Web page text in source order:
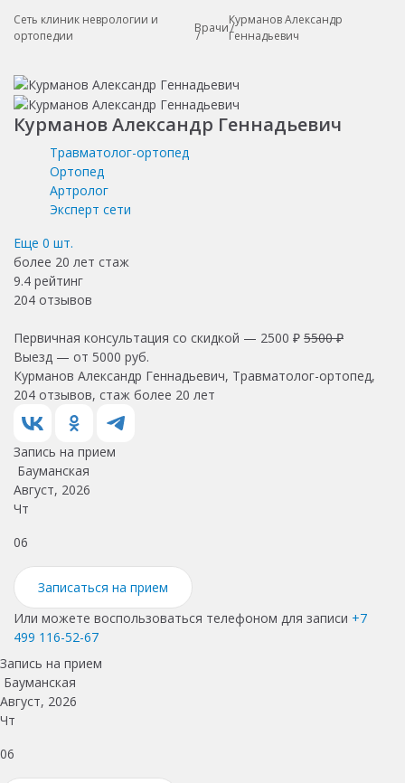
Сеть клиник неврологии и
ортопедии
Врачи
Курманов Александр
Геннадьевич
Курманов Александр Геннадьевич
Травматолог-ортопед
Ортопед
Артролог
Эксперт сети
Еще 0 шт.
более 20 лет стаж
9.4 рейтинг
204 отзывов
Первичная консультация со скидкой — 2500 ₽ 5500 ₽
Выезд — от 5000 руб.
Курманов Александр Геннадьевич, Травматолог-ортопед,
204 отзывов, стаж более 20 лет
Запись на прием
Бауманская
Август, 2026
Чт
06
Записаться на прием
Или можете воспользоваться телефоном для записи +7
499 116-52-67
Запись на прием
Бауманская
Август, 2026
Чт
06